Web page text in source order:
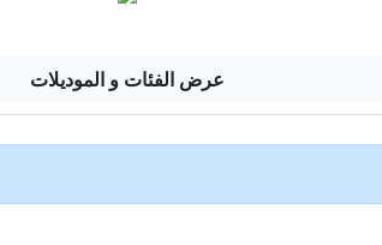
عرض الفئات و الموديلات